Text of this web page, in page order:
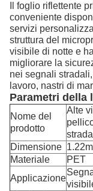
Il foglio riflettente
conveniente
servizi
struttura del
visibile di notte e
migliorare la
nei segnali
lavoro, nastri di
Parametri della
Nome del
prodotto
Alte
Dimensione
Materiale
PET
Applicazione